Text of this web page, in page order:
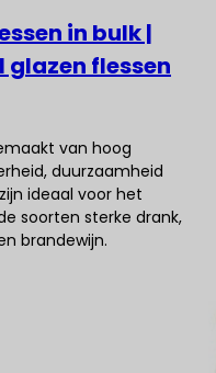
in bulk |
flessen
van hoog
duurzaamheid
ideaal voor het
soorten sterke drank,
brandewijn.